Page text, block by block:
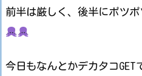
前半は厳しく、後半にポツ
今日もなんとかデカタコGET